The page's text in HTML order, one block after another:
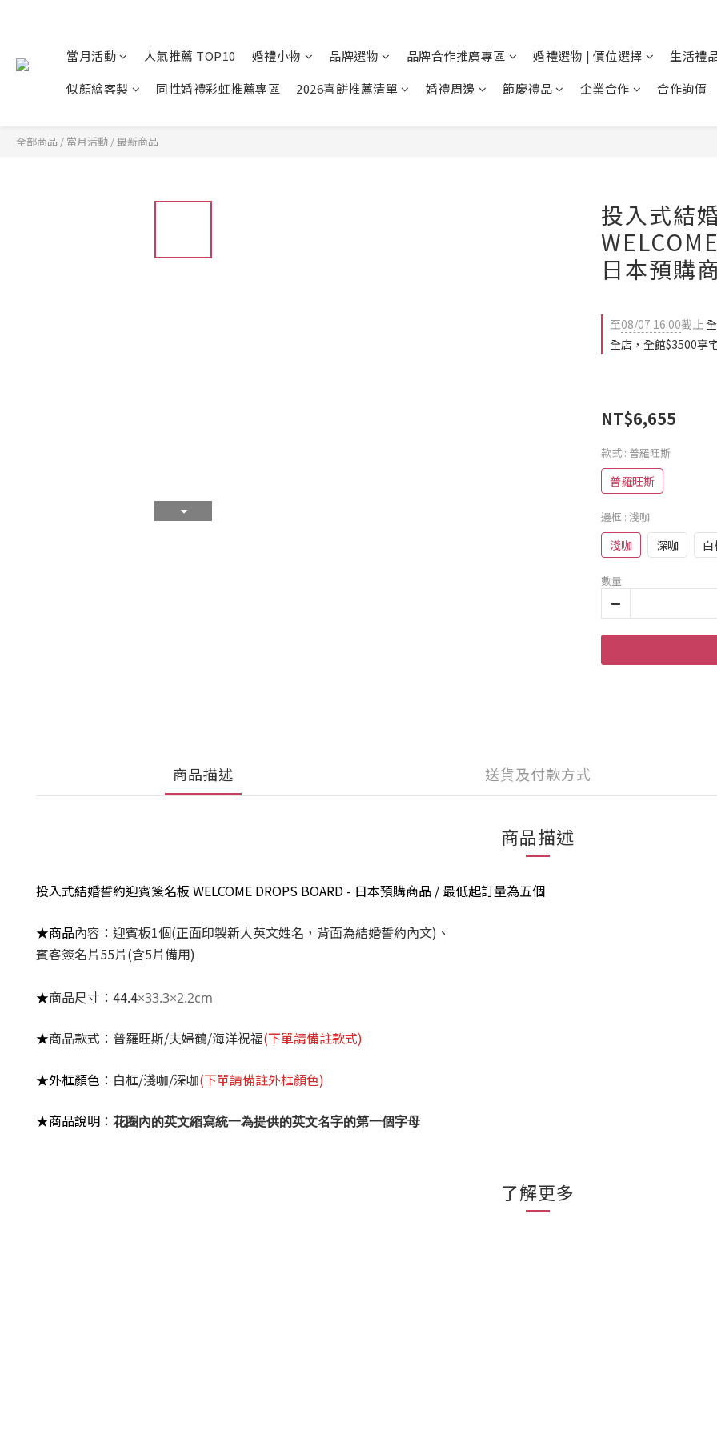
當月活動 人氣推薦 TOP10 婚禮小物 品牌選物 品牌合作推廣專區 婚禮選物 | 價位選擇
生活禮
似顏繪客製
同性婚禮彩虹推薦專區 2026喜餅推薦清單 婚禮周邊 節慶禮品 企業合作 合作詢價
全部商品 / 當月活動 /最新商品
投入式結
日本預購
至08/07 16:00截止
全店，全館$3500享
NT$6,655
款式 : 普羅旺斯
普羅旺斯
邊框 : 淺咖
淺咖 深咖 白
數量
商品描述 送貨及付款方式
商品描述
投入式結婚誓約迎賓簽名板 WELCOME DROPS BOARD - 日本預購商品 / 最低起訂量為五個
★商品內容 ：迎賓板1個(正面印製新人英文姓名，背面為結婚誓約內文)、
賓客簽名片55片(含5片備用)
★商品尺寸 ：44.4×33.3×2.2cm
★商品款式 ：普羅旺斯/夫婦鶴/海洋祝福(下單請備註款式)
★外框顏色 ：白框/淺咖/深咖(下單請備註外框顏色)
★商品說明 ： 花圈內的英文縮寫統一為提供的英文名字的第一個字母
了解更多